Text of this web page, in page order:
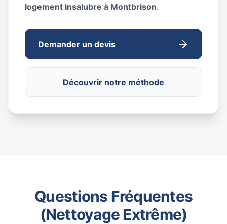
logement insalubre à Montbrison.
Demander un devis
Découvrir notre méthode
Questions Fréquentes
(Nettoyage Extrême)